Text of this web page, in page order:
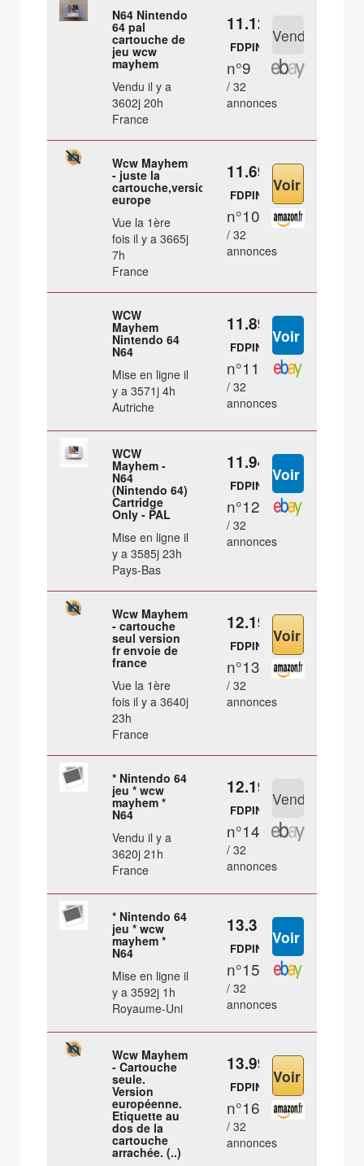
N64 Nintendo
64 pal
cartouche de
jeu wcw
mayhem
Vendu il y a
3602j 20h
France
11.12 €
FDPIN
n°9
/ 32
annonces
Wcw Mayhem
- juste la
cartouche,version
europe
Vue la 1ère
fois il y a 3665j
7h
France
11.69 €
FDPIN
n°10
/ 32
annonces
WCW
Mayhem
Nintendo 64
N64
Mise en ligne il
y a 3571j 4h
Autriche
11.89 €
FDPIN
n°11
/ 32
annonces
WCW
Mayhem -
N64
(Nintendo 64)
Cartridge
Only - PAL
Mise en ligne il
y a 3585j 23h
Pays-Bas
11.94 €
FDPIN
n°12
/ 32
annonces
Wcw Mayhem
- cartouche
seul version
fr envoie de
france
Vue la 1ère
fois il y a 3640j
23h
France
12.19 €
FDPIN
n°13
/ 32
annonces
* Nintendo 64
jeu * wcw
mayhem *
N64
Vendu il y a
3620j 21h
France
12.19 €
FDPIN
n°14
/ 32
annonces
* Nintendo 64
jeu * wcw
mayhem *
N64
Mise en ligne il
y a 3592j 1h
Royaume-Uni
13.3 €
FDPIN
n°15
/ 32
annonces
Wcw Mayhem
- Cartouche
seule.
Version
européenne.
Etiquette au
dos de la
cartouche
arrachée. (..)
13.99 €
FDPIN
n°16
/ 32
annonces